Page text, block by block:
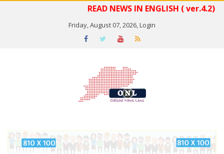
READ NEWS IN ENGLISH ( ver.4.2)
Friday, August 07, 2026,Login